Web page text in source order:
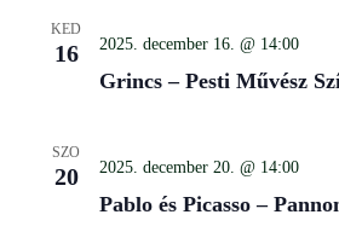
KED
16 2025. december 16. @ 14:00
Grincs – Pesti Művész
SZO
20 2025. december 20. @ 14:00
Pablo és Picasso –